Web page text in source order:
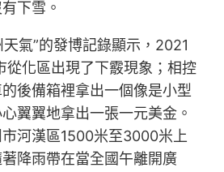
下雪。
氣”的發博記錄顯示，2021
從化區出現了下霰現象；相控
後備箱裡拿出一個像是小型
翼翼地拿出一張一元美金。
河漢區1500米至3000米上
降雨帶在當全國午離開廣